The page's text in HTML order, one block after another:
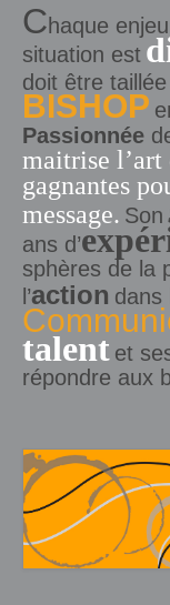
Chaque
situation est
doit être
BISHOP
Passionnée
maitrise l’art
gagnantes
message. Son
ans d’
sphères de la
l’action dans
talent et
répondre aux